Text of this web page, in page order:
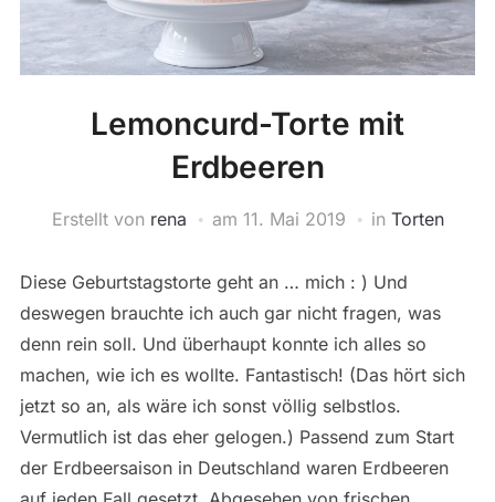
Lemoncurd-Torte mit
Erdbeeren
Erstellt von rena am 11. Mai 2019 in Torten
Diese Geburtstagstorte geht an … mich : ) Und
deswegen brauchte ich auch gar nicht fragen, was
denn rein soll. Und überhaupt konnte ich alles so
machen, wie ich es wollte. Fantastisch! (Das hört sich
jetzt so an, als wäre ich sonst völlig selbstlos.
Vermutlich ist das eher gelogen.) Passend zum Start
der Erdbeersaison in Deutschland waren Erdbeeren